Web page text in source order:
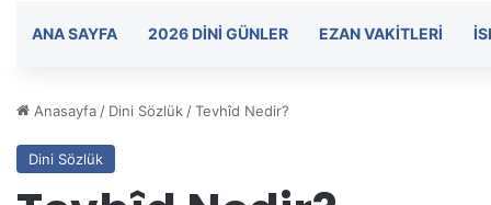
ANA SAYFA 2026 DİNİ GÜNLER EZAN VAKITLERI
Anasayfa / Dini Sözlük /Tevhîd Nedir?
Dini Sözlük